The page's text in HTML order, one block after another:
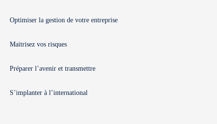
Optimiser la gestion de votre entreprise
Maitrisez vos risques
Préparer l’avenir et transmettre
S’implanter à l’international